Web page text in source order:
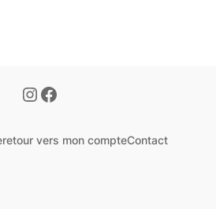
retour vers mon compteContact